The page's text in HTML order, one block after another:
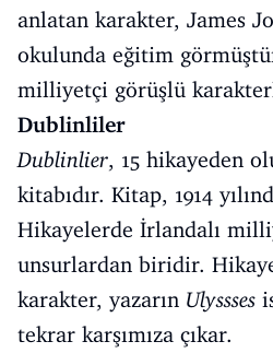
anlatan karakter, James
okulunda eğitim
milliyetçi görüşlü
Dublinliler
Dublinlier, 15 hikayeden
kitabıdır. Kitap, 1914
Hikayelerde İrlandalı
unsurlardan biridir.
karakter, yazarın Ulyssses
tekrar karşımıza çıkar.